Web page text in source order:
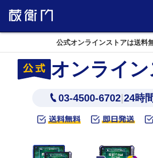
公式オンラインストアは送料
オンライ
03-4500-6702 |24時